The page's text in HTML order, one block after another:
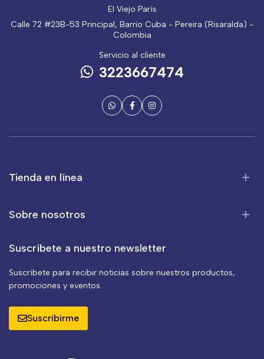
El Viejo París
Calle 72 #23B-53 Principal, Barrio Cuba - Pereira (Risaralda) -
Colombia
Servicio al cliente
3223667474
Tienda en línea
Sobre nosotros
Suscríbete a nuestro newsletter
Suscríbete para recibir noticias sobre nuestros productos,
promociones y eventos.
Suscribirme